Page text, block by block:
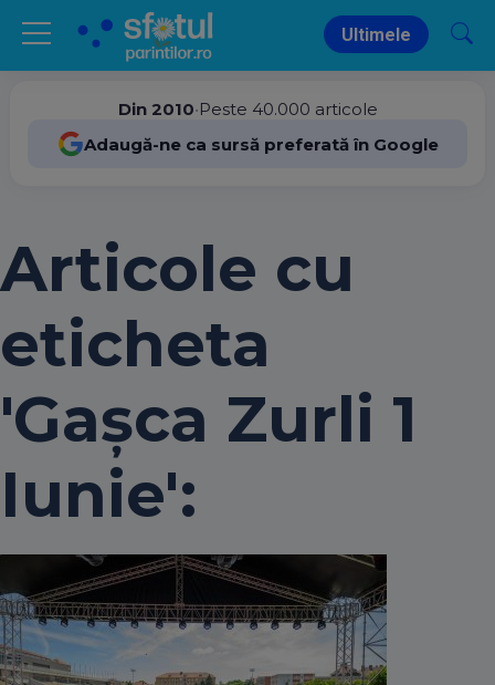
Ultimele
Din 2010•Peste 40.000 articole
Adaugă-ne ca sursă preferată în Google
Articole cu
eticheta
'Gașca Zurli 1
Iunie':